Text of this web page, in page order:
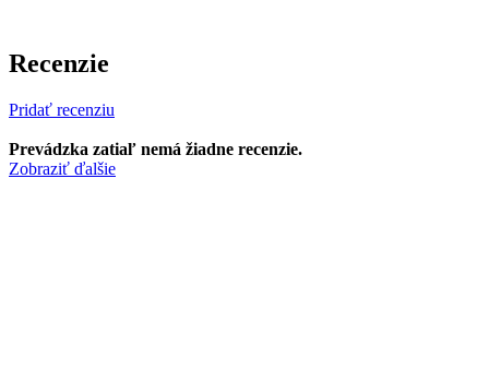
Recenzie
Pridať recenziu
Prevádzka zatiaľ nemá žiadne recenzie.
Zobraziť ďalšie